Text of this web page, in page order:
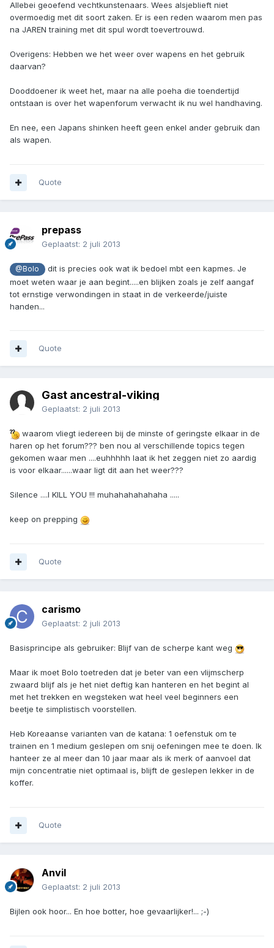
Allebei geoefend vechtkunstenaars. Wees alsjeblieft niet
overmoedig met dit soort zaken. Er is een reden waarom men pas
na JAREN training met dit spul wordt toevertrouwd.
Overigens: Hebben we het weer over wapens en het gebruik
daarvan?
Dooddoener ik weet het, maar na alle poeha die toendertijd
ontstaan is over het wapenforum verwacht ik nu wel handhaving.
En nee, een Japans shinken heeft geen enkel ander gebruik dan
als wapen.
Quote
prepass
Geplaatst: 2 juli 2013
@Bolo
dit is precies ook wat ik bedoel mbt een kapmes. Je
moet weten waar je aan begint.....en blijken zoals je zelf aangaf
tot ernstige verwondingen in staat in de verkeerde/juiste
handen...
Quote
Gast ancestral-viking
Geplaatst: 2 juli 2013
waarom vliegt iedereen bij de minste of geringste elkaar in de
haren op het forum??? ben nou al verschillende topics tegen
gekomen waar men ....euhhhhh laat ik het zeggen niet zo aardig
is voor elkaar......waar ligt dit aan het weer???
Silence ....I KILL YOU !!! muhahahahahaha .....
keep on prepping
Quote
carismo
Geplaatst: 2 juli 2013
Basisprincipe als gebruiker: Blijf van de scherpe kant weg
Maar ik moet Bolo toetreden dat je beter van een vlijmscherp
zwaard blijf als je het niet deftig kan hanteren en het begint al
met het trekken en wegsteken wat heel veel beginners een
beetje te simplistisch voorstellen.
Heb Koreaanse varianten van de katana: 1 oefenstuk om te
trainen en 1 medium geslepen om snij oefeningen mee te doen. Ik
hanteer ze al meer dan 10 jaar maar als ik merk of aanvoel dat
mijn concentratie niet optimaal is, blijft de geslepen lekker in de
koffer.
Quote
Anvil
Geplaatst: 2 juli 2013
Bijlen ook hoor... En hoe botter, hoe gevaarlijker!... ;-)